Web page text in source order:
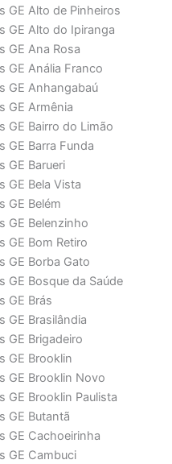
GE Alto de Pinheiros
GE Alto do Ipiranga
GE Ana Rosa
GE Anália Franco
GE Anhangabaú
GE Armênia
GE Bairro do Limão
GE Barra Funda
GE Barueri
GE Bela Vista
GE Belém
GE Belenzinho
GE Bom Retiro
GE Borba Gato
GE Bosque da Saúde
GE Brás
GE Brasilândia
GE Brigadeiro
GE Brooklin
GE Brooklin Novo
GE Brooklin Paulista
GE Butantã
GE Cachoeirinha
GE Cambuci